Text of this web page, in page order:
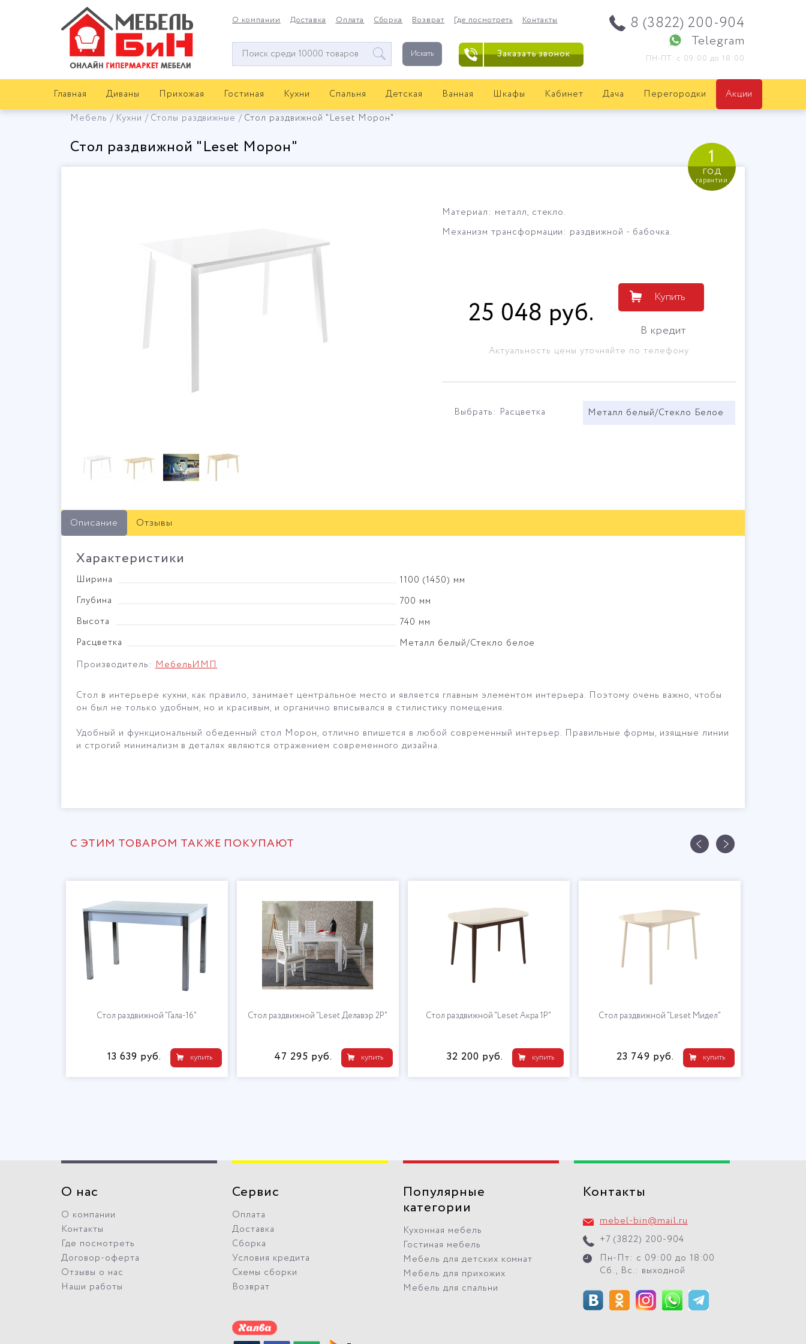
О компании Доставка Оплата Сборка Возврат Где посмотреть Контакты
Окно
поиска
Искать
8 (3822) 200-904
Telegram
ПН-ПТ: с 09:00 до 18:00
Заказать звонок
Главная Диваны Прихожая Гостиная Кухни Спальня Детская Ванная Шкафы Кабинет Дача Перегородки
Акции
Мебель
Кухни Столы раздвижные Стол раздвижной "Leset Морон"
Стол раздвижной "Leset Морон" 1
год
гарантии
Материал: металл, стекло.
Механизм трансформации: раздвижной - бабочка.
25 048 руб. Купить
В кредит
Актуальность цены уточняйте по телефону
Выбрать: Расцветка Металл белый/Стекло Белое
Описание Отзывы
Характеристики
Ширина
1100 (1450) мм
Глубина
700 мм
Высота
740 мм
Расцветка
Металл белый/Стекло белое
Производитель:МебельИМП
Стол в интерьере кухни, как правило, занимает центральное место и является главным элементом интерьера. Поэтому очень важно, чтобы
он был не только удобным, но и красивым, и органично вписывался в стилистику помещения.
Удобный и функциональный обеденный стол Морон, отлично впишется в любой современный интерьер. Правильные формы, изящные линии
и строгий минимализм в деталях являются отражением современного дизайна.
С ЭТИМ ТОВАРОМ ТАКЖЕ ПОКУПАЮТ
Стол раздвижной "Гала-16"
купить
13 639 руб.
Стол раздвижной "Leset Делавэр 2Р"
купить
47 295 руб.
Стол раздвижной "Leset Акра 1Р"
купить
32 200 руб.
Стол раздвижной "Leset Мидел"
купить
23 749 руб.
О нас
О компании
Контакты
Где посмотреть
Договор-оферта
Отзывы о нас
Наши работы
Сервис
Оплата
Доставка
Сборка
Условия кредита
Схемы сборки
Возврат
Популярные
категории
Кухонная мебель
Гостиная мебель
Мебель для детских комнат
Мебель для прихожих
Мебель для спальни
Контакты
mebel-bin@mail.ru
+7 (3822) 200-904
Пн-Пт: с 09:00 до 18:00
Сб., Вс.: выходной